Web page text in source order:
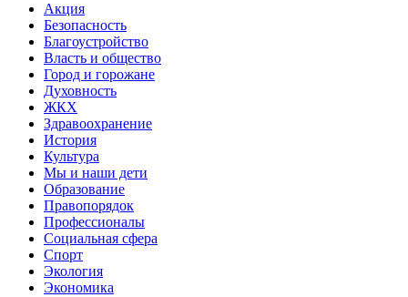
Акция
Безопасность
Благоустройство
Власть и общество
Город и горожане
Духовность
ЖКХ
Здравоохранение
История
Культура
Мы и наши дети
Образование
Правопорядок
Профессионалы
Социальная сфера
Спорт
Экология
Экономика